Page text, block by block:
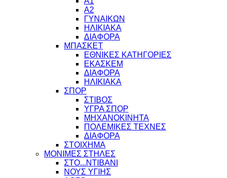
Α2
ΓΥΝΑΙΚΩΝ
ΗΛΙΚΙΑΚΑ
ΔΙΑΦΟΡΑ
ΜΠΑΣΚΕΤ
ΕΘΝΙΚΕΣ ΚΑΤΗΓΟΡΙΕΣ
ΕΚΑΣΚΕΜ
ΔΙΑΦΟΡΑ
ΗΛΙΚΙΑΚΑ
ΣΠΟΡ
ΣΤΙΒΟΣ
ΥΓΡΑ ΣΠΟΡ
ΜΗΧΑΝΟΚΙΝΗΤΑ
ΠΟΛΕΜΙΚΕΣ ΤΕΧΝΕΣ
ΔΙΑΦΟΡΑ
ΣΤΟΙΧΗΜΑ
ΜΟΝΙΜΕΣ ΣΤΗΛΕΣ
ΣΤΟ...ΝΤΙΒΑΝΙ
ΝΟΥΣ ΥΓΙΗΣ